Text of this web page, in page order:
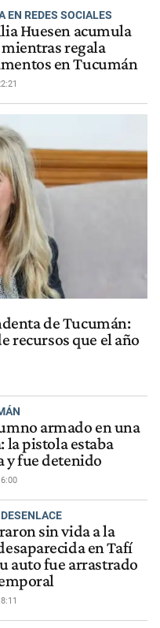
EN REDES SOCIALES
Huesen acumula
regala
en Tucumán
de Tucumán:
recursos que el año
armado en una
la pistola estaba
y fue detenido
sin vida a la
en Tafí
auto fue arrastrado